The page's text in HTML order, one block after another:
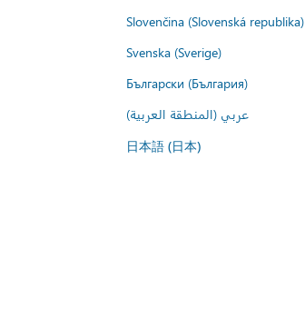
Slovenčina (Slovenská republika)
Svenska (Sverige)
Български (България)
عربي (المنطقة العربية)
日本語 (日本)